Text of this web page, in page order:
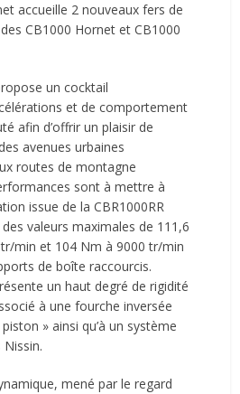
accueille 2 nouveaux fers de
CB1000 Hornet et CB1000
un cocktail
et de comportement
afin d’offrir un plaisir de
avenues urbaines
routes de montagne
sont à mettre à
issue de la CBR1000RR
valeurs maximales de 111,6
min et 104 Nm à 9000 tr/min
de boîte raccourcis.
un haut degré de rigidité
à une fourche inversée
» ainsi qu’à un système
mené par le regard